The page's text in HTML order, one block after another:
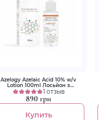
Azelogy Azelaic Acid 10% w/v
Lotion 100ml Лосьйон з
азелаїновою кислотою 10%
1 отзыв
890 грн
Купить